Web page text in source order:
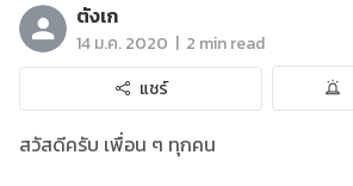
ตังเก
14 ม.ค. 2020 | 2 min read
แชร์
สวัสดีครับ เพื่อน ๆ ทุกคน